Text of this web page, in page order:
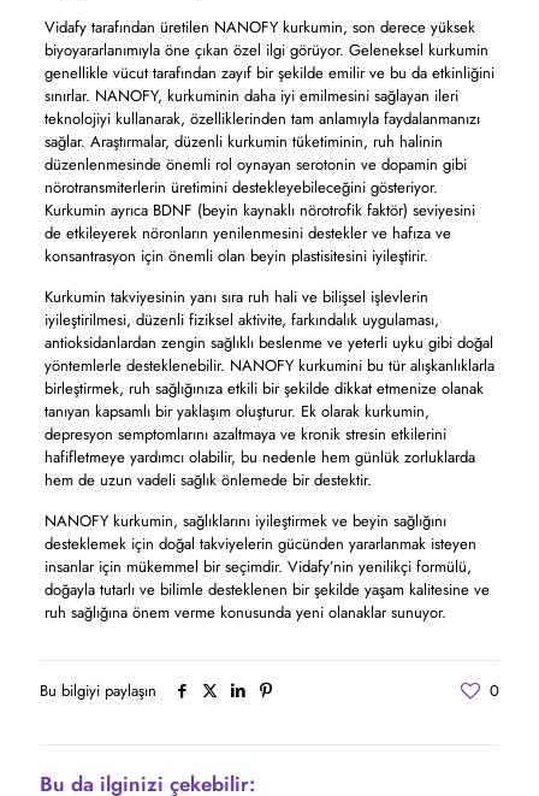
Vidafy tarafından üretilen NANOFY kurkumin, son derece yüksek
biyoyararlanımıyla öne çıkan özel ilgi görüyor. Geleneksel kurkumin
genellikle vücut tarafından zayıf bir şekilde emilir ve bu da etkinliğini
sınırlar. NANOFY, kurkuminin daha iyi emilmesini sağlayan ileri
teknolojiyi kullanarak, özelliklerinden tam anlamıyla faydalanmanızı
sağlar. Araştırmalar, düzenli kurkumin tüketiminin, ruh halinin
düzenlenmesinde önemli rol oynayan serotonin ve dopamin gibi
nörotransmiterlerin üretimini destekleyebileceğini gösteriyor.
Kurkumin ayrıca BDNF (beyin kaynaklı nörotrofik faktör) seviyesini
de etkileyerek nöronların yenilenmesini destekler ve hafıza ve
konsantrasyon için önemli olan beyin plastisitesini iyileştirir.
Kurkumin takviyesinin yanı sıra ruh hali ve bilişsel işlevlerin
iyileştirilmesi, düzenli fiziksel aktivite, farkındalık uygulaması,
antioksidanlardan zengin sağlıklı beslenme ve yeterli uyku gibi doğal
yöntemlerle desteklenebilir. NANOFY kurkumini bu tür alışkanlıklarla
birleştirmek, ruh sağlığınıza etkili bir şekilde dikkat etmenize olanak
tanıyan kapsamlı bir yaklaşım oluşturur. Ek olarak kurkumin,
depresyon semptomlarını azaltmaya ve kronik stresin etkilerini
hafifletmeye yardımcı olabilir, bu nedenle hem günlük zorluklarda
hem de uzun vadeli sağlık önlemede bir destektir.
NANOFY kurkumin, sağlıklarını iyileştirmek ve beyin sağlığını
desteklemek için doğal takviyelerin gücünden yararlanmak isteyen
insanlar için mükemmel bir seçimdir. Vidafy’nin yenilikçi formülü,
doğayla tutarlı ve bilimle desteklenen bir şekilde yaşam kalitesine ve
ruh sağlığına önem verme konusunda yeni olanaklar sunuyor.
Bu bilgiyi paylaşın 0
Bu da ilginizi çekebilir: